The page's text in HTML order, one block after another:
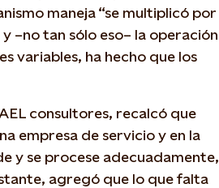
maneja “se multiplicó por
–no tan sólo eso– la operación
variables, ha hecho que los
consultores, recalcó que
empresa de servicio y en la
y se procese adecuadamente,
agregó que lo que falta